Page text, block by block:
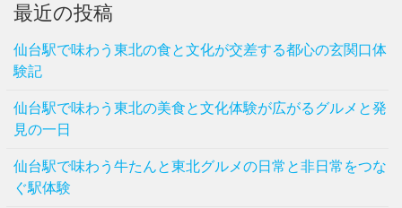
最近の投稿
仙台駅で味わう東北の食と文化が交差する都心の玄関口体
験記
仙台駅で味わう東北の美食と文化体験が広がるグルメと発
見の一日
仙台駅で味わう牛たんと東北グルメの日常と非日常をつな
ぐ駅体験